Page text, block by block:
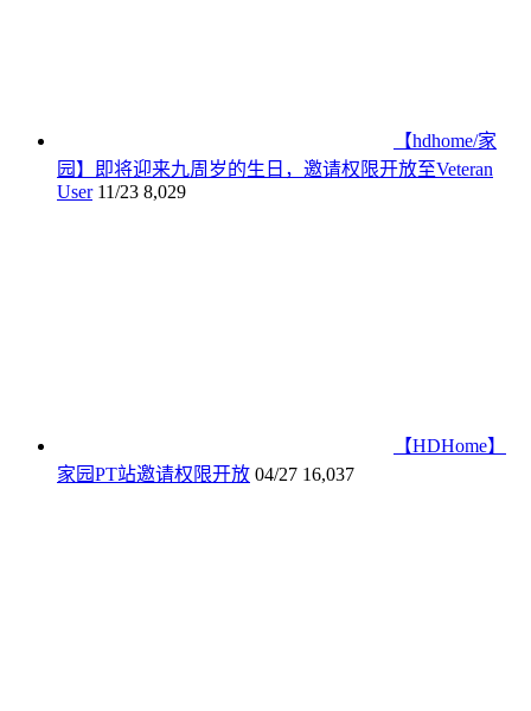
【hdhome/家
园】即将迎来九周岁的生日，邀请权限开放至Veteran
User 11/23 8,029
【HDHome】
家园PT站邀请权限开放 04/27 16,037